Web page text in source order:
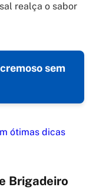
realça o sabor
sem
ótimas dicas
Brigadeiro